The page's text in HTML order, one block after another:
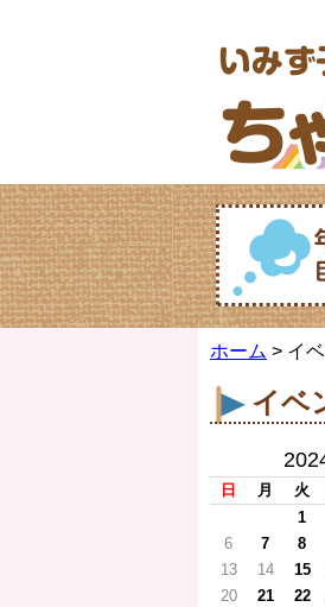
ホーム > イ
イベ
日 月 火
1
6
7 8
13
14 15
20
21 22